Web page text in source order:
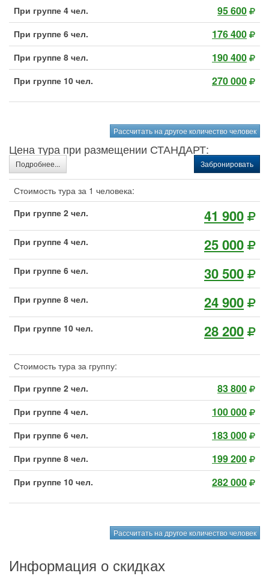
При группе 4 чел. 95 600
При группе 6 чел. 176 400
При группе 8 чел. 190 400
При группе 10 чел. 270 000
Рассчитать на другое количество человек
Цена тура при размещении СТАНДАРТ:
Подробнее... Забронировать
Стоимость тура за 1 человека:
При группе 2 чел.
41 900
При группе 4 чел. 25 000
При группе 6 чел. 30 500
При группе 8 чел. 24 900
При группе 10 чел. 28 200
Стоимость тура за группу:
При группе 2 чел.
83 800
При группе 4 чел. 100 000
При группе 6 чел. 183 000
При группе 8 чел. 199 200
При группе 10 чел. 282 000
Рассчитать на другое количество человек
Информация о скидках